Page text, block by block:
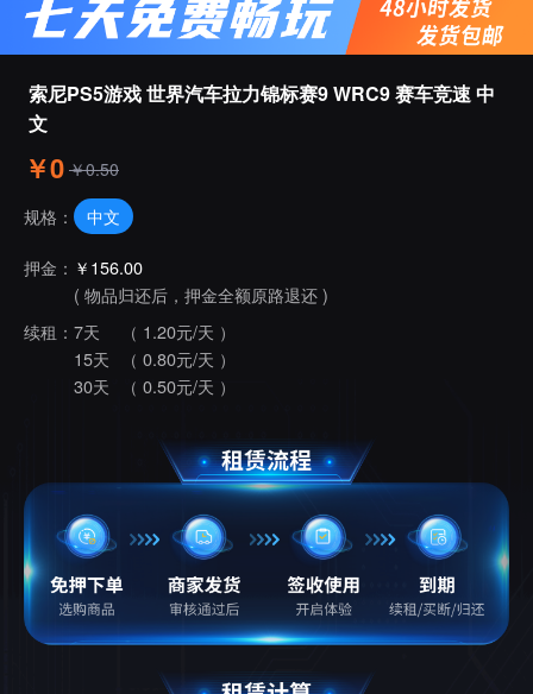
索尼PS5游戏 世界汽车拉力锦标赛9 WRC9 赛车竞速 中
文
￥0 ￥0.50
规格： 中文
押金： ￥156.00
( 物品归还后，押金全额原路退还 )
续租： 7天
（ 1.20元/天 ）
15天
（ 0.80元/天 ）
30天
（ 0.50元/天 ）